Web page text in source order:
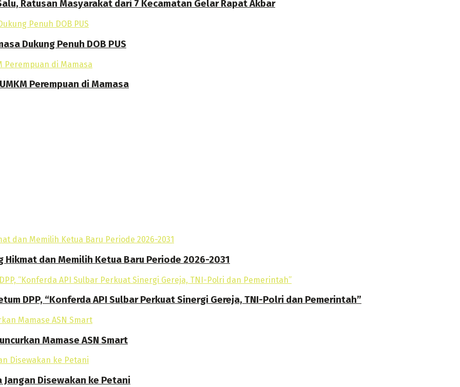
Ratusan Masyarakat dari 7 Kecamatan Gelar Rapat Akbar
Dukung Penuh DOB PUS
Perempuan di Mamasa
dan Memilih Ketua Baru Periode 2026-2031
DPP, “Konferda API Sulbar Perkuat Sinergi Gereja, TNI-Polri dan Pemerintah”
Mamase ASN Smart
Disewakan ke Petani